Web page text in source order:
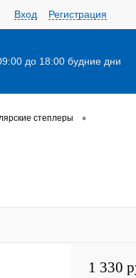
Вход Регистрация
до 18:00 будние дни
степлеры •
1 330